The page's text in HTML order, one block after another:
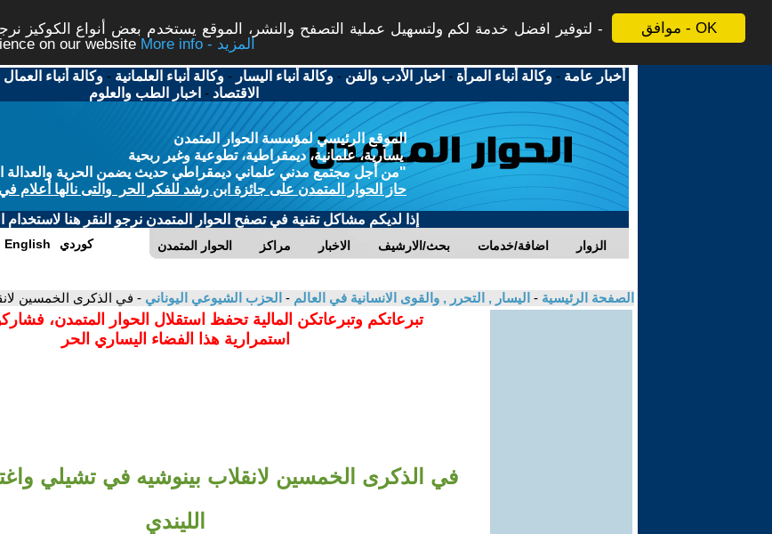
موافق - OK
لتوفير افضل خدمة لكم ولتسهيل عملية التصفح والنشر، الموقع يستخدم بعض أنواع الكوكيز
on our website
More info - المزيد
أخبار عامة -وكالة أنباء المرأة - اخبار الأدب والفن -وكالة أنباء اليسار -وكالة أنباء العلمانية -وكالة أنباء العمال
الاقتصاد - اخبار الطب والعلوم
الموقع الرئيسي لمؤسسة الحوار المتمدن
يسارية، علمانية، ديمقراطية، تطوعية وغير ربحية
"من أجل مجتمع مدني علماني ديمقراطي حديث يضمن الحرية والعدالة
حاز الحوار المتمدن على جائزة ابن رشد للفكر الحر والتى نالها أعلام في
إذا لديكم مشاكل تقنية في تصفح الحوار المتمدن نرجو النقر هنا لاستخدام
الحوار المتمدن مراكز الاخبار بحث/الارشيف اضافة/خدمات الزوار English كوردي
الصفحة الرئيسية - اليسار , التحرر , والقوى الانسانية في العالم - الحزب الشيوعي اليوناني - في الذكرى الخمسين
تبرعاتكم وتبرعاتكن المالية تحفظ استقلال الحوار المتمدن،
استمرارية هذا الفضاء اليساري الحر
في الذكرى الخمسين لانقلاب بينوشيه في تشيلي
الليندي